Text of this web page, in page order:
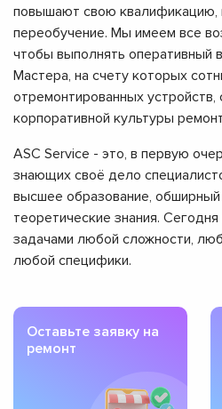
повышают свою квалификацию,
переобучение. Мы имеем все
чтобы выполнять оперативный
Мастера, на счету которых
отремонтированных
корпоративной культуры
ASC Service - это, в первую
знающих своё дело
высшее образование, обширный
теоретические знания.
задачами любой сложности,
любой специфики.
Оставьте заявку на
ремонт